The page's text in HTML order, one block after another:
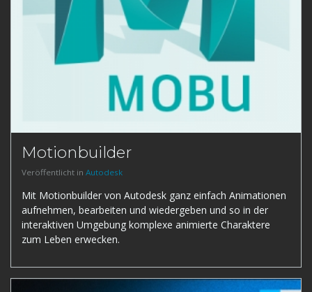
Motionbuilder
Veröffentlicht in Autodesk
Mit Motionbuilder von Autodesk ganz einfach Animationen
aufnehmen, bearbeiten und wiedergeben und so in der
interaktiven Umgebung komplexe animierte Charaktere
zum Leben erwecken.